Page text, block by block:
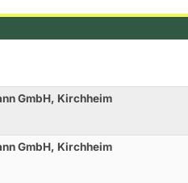
GmbH, Kirchheim
GmbH, Kirchheim